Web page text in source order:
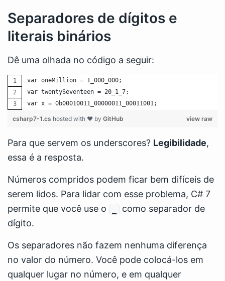
Separadores de dígitos e
literais binários
Dê uma olhada no código a seguir:
var oneMillion = 1_000_000;
var twentySeventeen = 20_1_7;
var x = 0b00010011_00000011_00011001;
view raw
csharp7-1.cs hosted with ❤ by GitHub
Para que servem os underscores? Legibilidade,
essa é a resposta.
Números compridos podem ficar bem difíceis de
serem lidos. Para lidar com esse problema, C# 7
permite que você use o
como separador de
dígito.
Os separadores não fazem nenhuma diferença
no valor do número. Você pode colocá-los em
qualquer lugar no número, e em qualquer